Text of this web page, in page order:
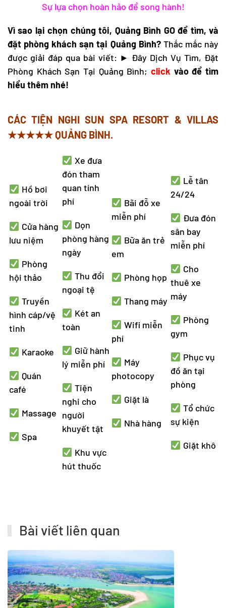
Sự lựa chọn hoàn hảo để song hành!
Vì sao lại chọn chúng tôi, Quảng Bình GO để tìm, và
đặt phòng khách sạn tại Quảng Bình?Thắc mắc này
được giải đáp qua bài viết: ► Đây Dịch Vụ Tìm, Đặt
Phòng Khách Sạn Tại Quảng Bình; click vào để tìm
hiểu thêm nhé!
CÁC TIỆN NGHI SUN SPA RESORT & VILLAS
★★★★★ QUẢNG BÌNH.
Hồ bơi
ngoài trời
Cửa hàng
lưu niệm
Phòng
hội thảo
Truyền
hình cáp/vệ
tinh
Karaoke
Quán
café
Massage
Spa
Xe đưa
đón tham
quan tính
phí
Dọn
phòng hàng
ngày
Thu đổi
ngoại tệ
Két an
toàn
Giữ hành
lý miễn phí
Tiện
nghi cho
người
khuyết tật
Khu vực
hút thuốc
Bãi đỗ xe
miễn phí
Bữa ăn trẻ
em
Phòng họp
Thang máy
Wifi miễn
phí
Máy
photocopy
Giặt là
Nhà hàng
Lễ tân
24/24
Đưa đón
sân bay
miễn phí
Cho
thuê xe
máy
Phòng
gym
Phục vụ
đồ ăn tại
phòng
Tổ chức
sự kiện
Giặt khô
Bài viết liên quan